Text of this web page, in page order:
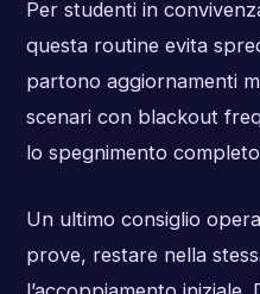
Per studenti in
questa routine evita
partono aggiornamenti
scenari con blackout
lo spegnimento
Un ultimo consiglio
prove, restare nella